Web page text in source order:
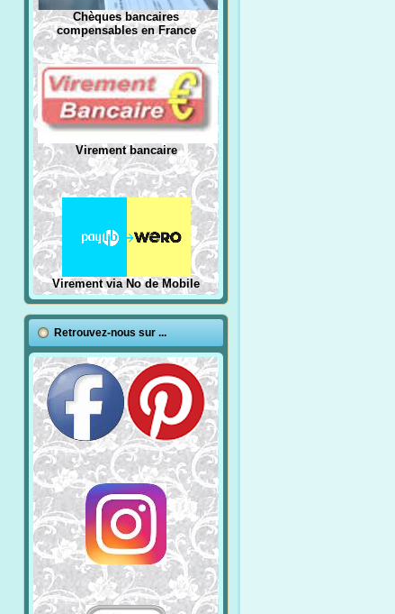
Chèques bancaires
compensables en France
Virement bancaire
Virement via No de Mobile
Retrouvez-nous sur ...